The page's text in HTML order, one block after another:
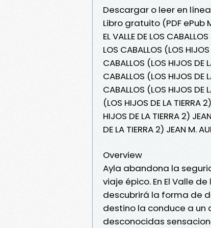
Descargar o leer en línea
Libro gratuito (PDF ePub
EL VALLE DE LOS
LOS CABALLOS (LOS HIJOS
CABALLOS (LOS HIJOS DE
CABALLOS (LOS HIJOS DE
CABALLOS (LOS HIJOS DE
(LOS HIJOS DE LA TIERRA
HIJOS DE LA TIERRA 2)
DE LA TIERRA 2) JEAN M.
Overview
Ayla abandona la
viaje épico. En El Valle
descubrirá la forma de
destino la conduce a un
desconocidas